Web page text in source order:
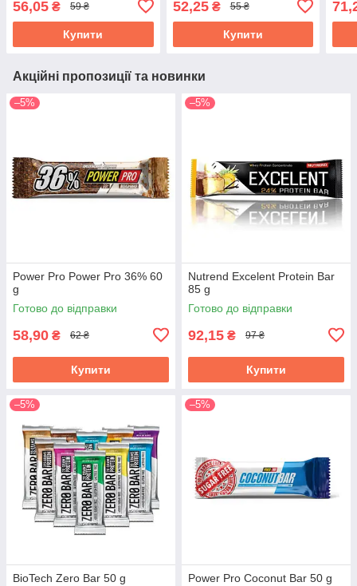
56,05 ₴ 59 ₴
Купити
52,25₴ 55 ₴
Купити
Акційні пропозиції та новинки
–5%
Power Pro Power Pro 36% 60
g
Готово до відправки
58,90 ₴ 62 ₴
Купити
–5%
Nutrend Excelent Protein Bar
85 g
Готово до відправки
92,15 ₴ 97 ₴
Купити
–5%
BioTech Zero Bar 50 g
–5%
Power Pro Coconut Bar 50 g